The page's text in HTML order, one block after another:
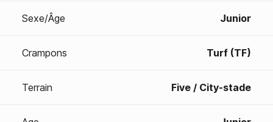
Sexe/Âge Junior
Crampons Turf (TF)
Terrain Five / City-stade